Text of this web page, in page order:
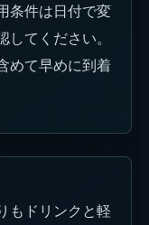
条件は日付で変
てください。
めて早めに到着
もドリンクと軽